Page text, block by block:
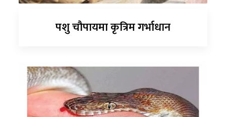
पशु चौपायमा कृत्रिम गर्भाधान